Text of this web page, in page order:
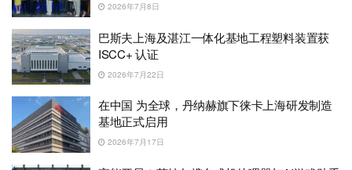
2026年7月8日
巴斯夫上海及湛江一体化基地工程塑料装置获
ISCC+ 认证
2026年7月22日
在中国 为全球，丹纳赫旗下徕卡上海研发制造
基地正式启用
2026年7月17日